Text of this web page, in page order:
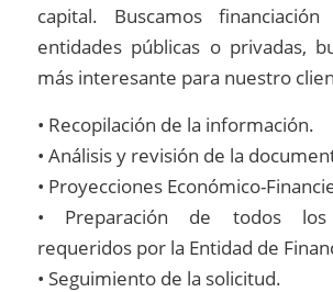
capital. Buscamos
entidades públicas o privadas,
más interesante para nuestro
• Recopilación de la información.
• Análisis y revisión de la
• Proyecciones Económico-
• Preparación de todos los
requeridos por la Entidad de
• Seguimiento de la solicitud.